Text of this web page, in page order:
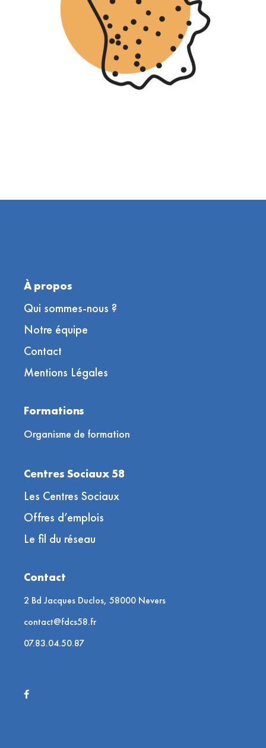
À propos
Qui sommes-nous ?
Notre équipe
Contact
Mentions Légales
Formations
Organisme de formation
Centres Sociaux 58
Les Centres Sociaux
Offres d’emplois
Le fil du réseau
Contact
2 Bd Jacques Duclos, 58000 Nevers
contact@fdcs58.fr
07.83.04.50.87